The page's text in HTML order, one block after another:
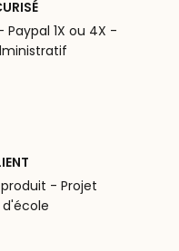
1X ou 4X -
- Projet